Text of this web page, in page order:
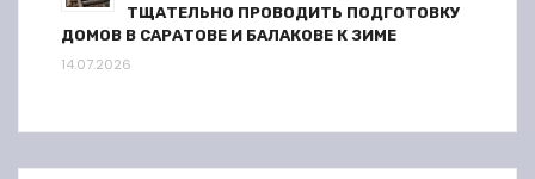
ТЩАТЕЛЬНО ПРОВОДИТЬ ПОДГОТОВКУ
ДОМОВ В САРАТОВЕ И БАЛАКОВЕ К ЗИМЕ
14.07.2026